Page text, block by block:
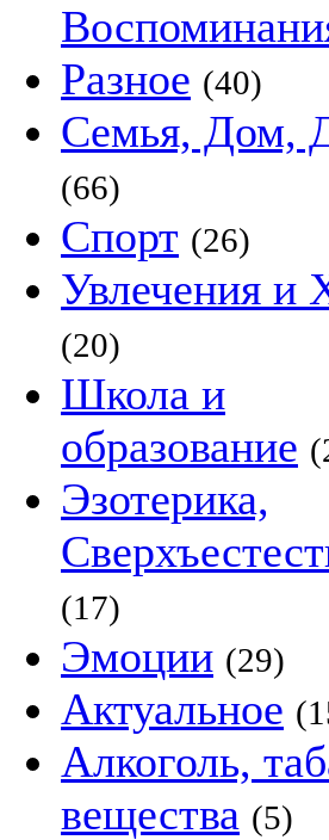
Разное (40)
Семья, Дом,
(66)
Спорт (26)
Увлечения и
(20)
Школа и
образование
Эзотерика,
(17)
Эмоции (29)
Актуальное
Алкоголь,
вещества (5)